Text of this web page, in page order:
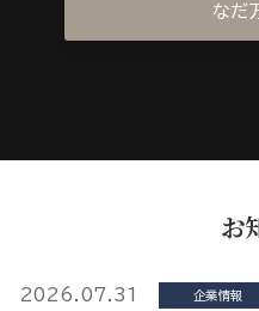
なだ
お
2026.07.31 企業情報